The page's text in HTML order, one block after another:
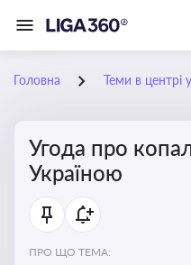
Головна Теми в центрі
Угода про
Україною
ПРО ЩО ТЕМА: